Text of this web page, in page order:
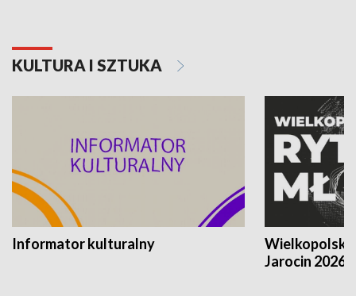
KULTURA I SZTUKA
Informator kulturalny
Jarocin 2026